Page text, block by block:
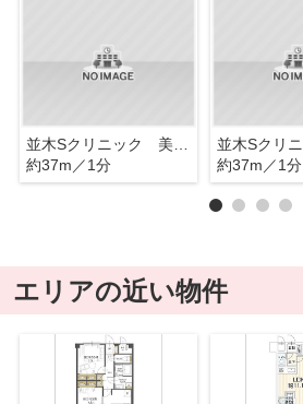
約37m／1分
約37m／1分
エリアの近い物件